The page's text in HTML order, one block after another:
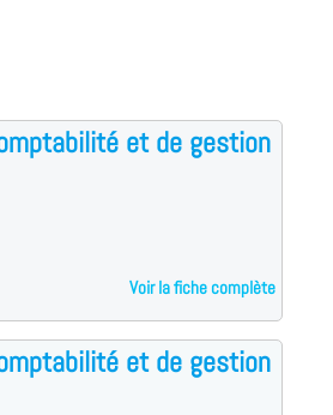
et de gestion
Voir la fiche complète
et de gestion